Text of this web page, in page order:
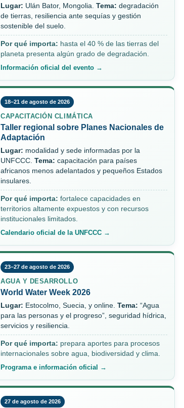
Lugar: Ulán Bator, Mongolia. Tema: degradación
de tierras, resiliencia ante sequías y gestión
sostenible del suelo.
Por qué importa: hasta el 40 % de las tierras del
planeta presenta algún grado de degradación.
Información oficial del evento →
18–21 de agosto de 2026
CAPACITACIÓN CLIMÁTICA
Taller regional sobre Planes Nacionales de
Adaptación
Lugar: modalidad y sede informadas por la
UNFCCC. Tema: capacitación para países
africanos menos adelantados y pequeños Estados
insulares.
Por qué importa: fortalece capacidades en
territorios altamente expuestos y con recursos
institucionales limitados.
Calendario oficial de la UNFCCC →
23–27 de agosto de 2026
AGUA Y DESARROLLO
World Water Week 2026
Lugar: Estocolmo, Suecia, y online. Tema: “Agua
para las personas y el progreso”, seguridad hídrica,
servicios y resiliencia.
Por qué importa: prepara aportes para procesos
internacionales sobre agua, biodiversidad y clima.
Programa e información oficial →
27 de agosto de 2026